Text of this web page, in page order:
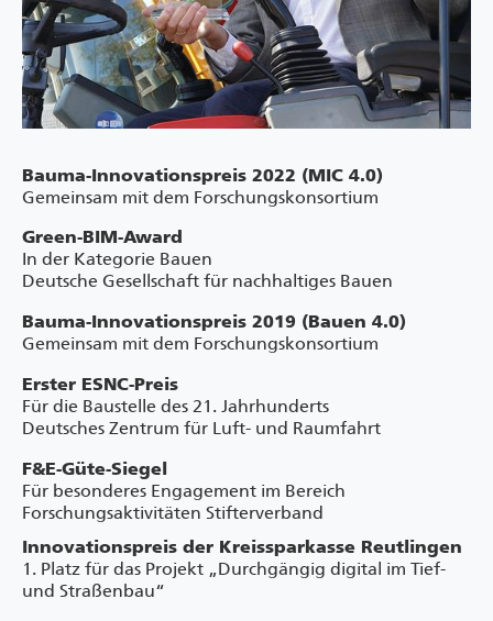
Bauma-Innovationspreis 2022 (MIC 4.0)
Gemeinsam mit dem Forschungskonsortium
Green-BIM-Award
In der Kategorie Bauen
Deutsche Gesellschaft für nachhaltiges Bauen
Bauma-Innovationspreis 2019 (Bauen 4.0)
Gemeinsam mit dem Forschungskonsortium
Erster ESNC-Preis
Für die Baustelle des 21. Jahrhunderts
Deutsches Zentrum für Luft- und Raumfahrt
F&E-Güte-Siegel
Für besonderes Engagement im Bereich
Forschungsaktivitäten Stifterverband
Innovationspreis der Kreissparkasse Reutlingen
1. Platz für das Projekt „Durchgängig digital im Tief-
und Straßenbau“